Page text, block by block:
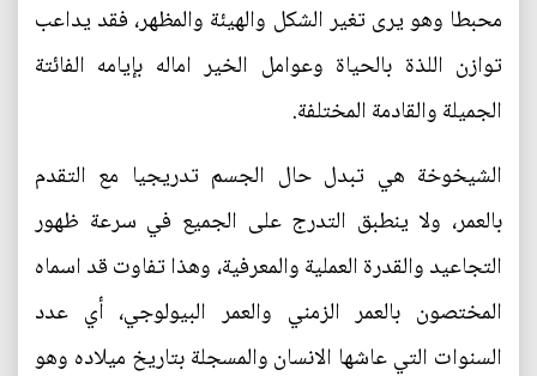
محبطا وهو يرى تغير الشكل والهيئة والمظهر، فقد يداعب
توازن اللذة بالحياة وعوامل الخير اماله بإيامه الفائتة
الجميلة والقادمة المختلفة.
الشيخوخة هي تبدل حال الجسم تدريجيا مع التقدم
بالعمر، ولا ينطبق التدرج على الجميع في سرعة ظهور
التجاعيد والقدرة العملية والمعرفية، وهذا تفاوت قد اسماه
المختصون بالعمر الزمني والعمر البيولوجي، أي عدد
السنوات التي عاشها الانسان والمسجلة بتاريخ ميلاده وهو